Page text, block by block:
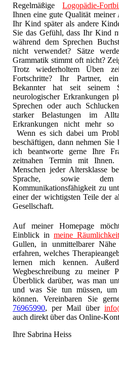
RegelmäßigeLogopädie-
Ihnen eine gute Qualität
Ihr Kind später als andere
Sie das Gefühl, dass Ihr Kind
während dem Sprechen
nicht verwendet? Sätze
Grammatik stimmt oft nicht?
Trotz wiederholtem Üben
Fortschritte? Ihr Partner,
Bekannter hat seit seinem
neurologischer Erkrankungen
Sprechen oder auch
starker Belastungen im
Erkrankungen nicht mehr so
Wenn es sich dabei um
beschäftigen, dann nehmen
ich beantworte gerne Ihre
zeitnahen Termin mit
Menschen jeder Altersklasse
Sprache, sowie dem
Kommunikationsfähigkeit zu
einer der wichtigsten Teile der
Gesellschaft.
Auf meiner Homepage
Einblick in meine
Gullen, in unmittelbarer
erfahren, welches
lernen mich kennen.
Wegbeschreibung zu meiner
Überblick darüber, was man
und was Sie tun müssen,
können. Vereinbaren Sie
76965990, per Mail über
auch direkt über das Online-
Ihre Sabrina Heiss